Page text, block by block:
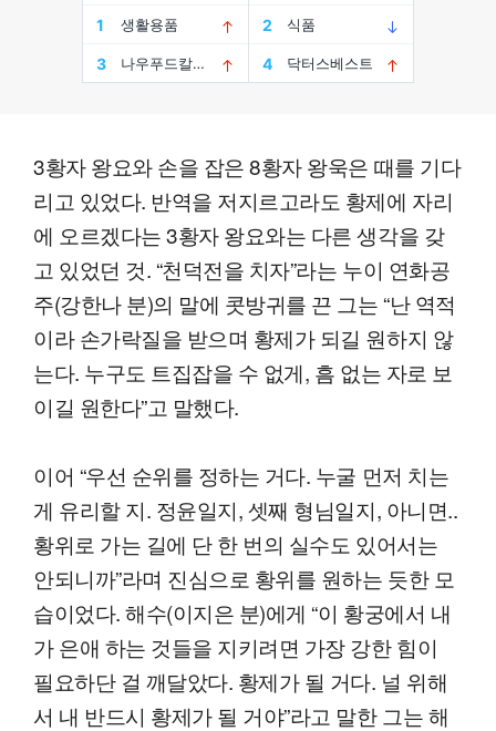
3황자 왕요와 손을 잡은 8황자 왕욱은 때를 기다
리고 있었다. 반역을 저지르고라도 황제에 자리
에 오르겠다는 3황자 왕요와는 다른 생각을 갖
고 있었던 것. “천덕전을 치자”라는 누이 연화공
주(강한나 분)의 말에 콧방귀를 끈 그는 “난 역적
이라 손가락질을 받으며 황제가 되길 원하지 않
는다. 누구도 트집잡을 수 없게, 흠 없는 자로 보
이길 원한다”고 말했다.
이어 “우선 순위를 정하는 거다. 누굴 먼저 치는
게 유리할 지. 정윤일지, 셋째 형님일지, 아니면..
황위로 가는 길에 단 한 번의 실수도 있어서는
안되니까”라며 진심으로 황위를 원하는 듯한 모
습이었다. 해수(이지은 분)에게 “이 황궁에서 내
가 은애 하는 것들을 지키려면 가장 강한 힘이
필요하단 걸 깨달았다. 황제가 될 거다. 널 위해
서 내 반드시 황제가 될 거야”라고 말한 그는 해